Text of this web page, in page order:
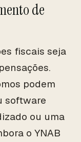
de
fiscais seja
podem
software
ou uma
o YNAB